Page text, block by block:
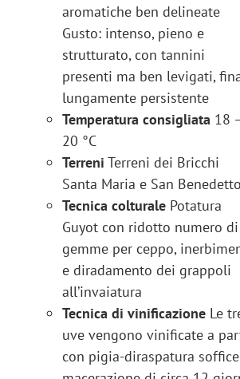
aromatiche ben delineate
Gusto: intenso, pieno e
strutturato, con tannini
presenti ma ben levigati,
lungamente persistente
Temperatura consigliata 18
20 °C
Terreni Terreni dei Bricchi
Santa Maria e San Benedetto
Tecnica colturalePotatura
Guyot con ridotto numero di
gemme per ceppo,
e diradamento dei grappoli
all’invaiatura
Tecnica di vinificazioneLe
uve vengono vinificate a
con pigia-diraspatura